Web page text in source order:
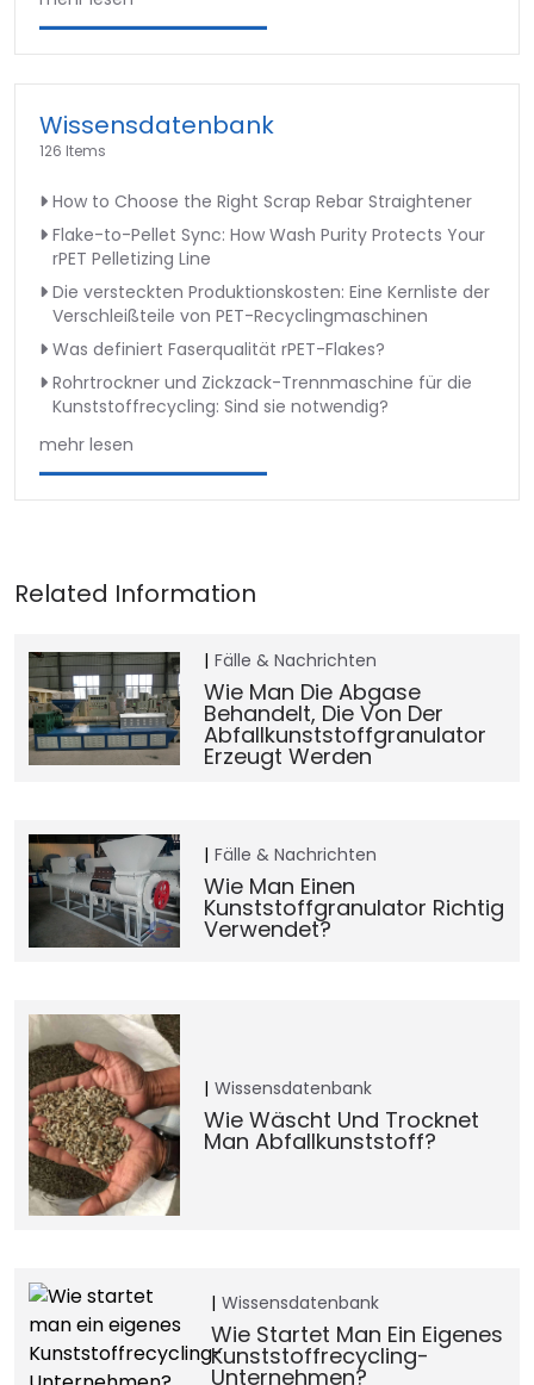
Wissensdatenbank
126 Items
How to Choose the Right Scrap Rebar Straightener
Flake-to-Pellet Sync: How Wash Purity Protects Your
rPET Pelletizing Line
Die versteckten Produktionskosten: Eine Kernliste der
Verschleißteile von PET-Recyclingmaschinen
Was definiert Faserqualität rPET-Flakes?
Rohrtrockner und Zickzack-Trennmaschine für die
Kunststoffrecycling: Sind sie notwendig?
mehr lesen
Fälle & Nachrichten
Wie Man Die Abgase
Behandelt, Die Von Der
Abfallkunststoffgranulator
Erzeugt Werden
Fälle & Nachrichten
Wie Man Einen
Kunststoffgranulator Richtig
Verwendet?
Wissensdatenbank
Wie Wäscht Und Trocknet
Man Abfallkunststoff?
Wissensdatenbank
Wie Startet Man Ein Eigenes
Kunststoffrecycling-
Unternehmen?